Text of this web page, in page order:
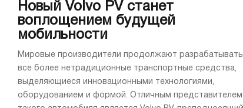
Новый Volvo PV станет
воплощением будущей
мобильности
Мировые производители продолжают разрабатывать
все более нетрадиционные транспортные средства,
выделяющиеся инновационными технологиями,
оборудованием и формой. Отличным представителем